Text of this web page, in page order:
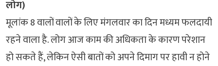
लोग)
मूलांक 8 वालों वालों के लिए मंगलवार का दिन मध्यम फलदायी
रहने वाला है. लोग आज काम की अधिकता के कारण परेशान
हो सकते हैं, लेकिन ऐसी बातों को अपने दिमाग पर हावी न होने